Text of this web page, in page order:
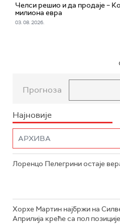
Челси решио и да продаје –
милиона евра
03. 08. 2026.
Прогноза
Најновије
Лоренцо Пелегрини остаје
Хорхе Мартин најбржи на
Априлија креће са пол позиције